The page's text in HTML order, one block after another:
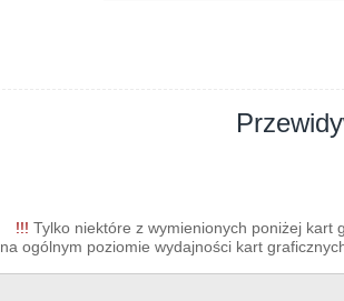
!!! Tylko niektóre z wymienionych poniżej kart
na ogólnym poziomie wydajności kart